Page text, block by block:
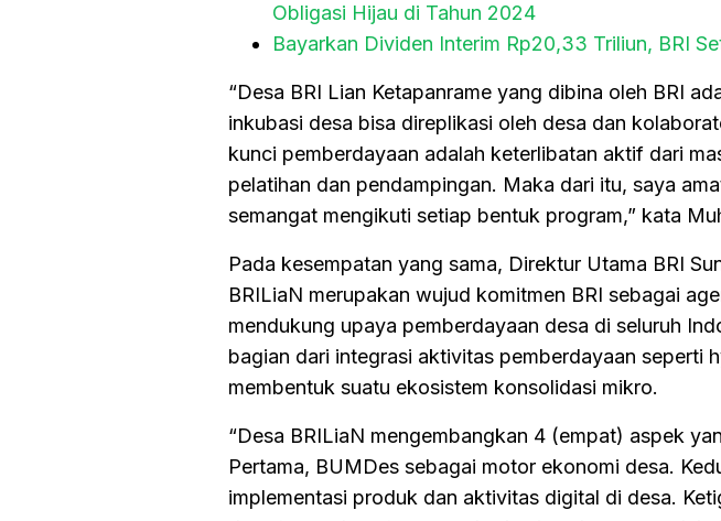
Obligasi Hijau di Tahun 2024
Bayarkan Dividen Interim Rp20,33 Triliun, BRI
“Desa BRI Lian Ketapanrame yang dibina oleh BRI
inkubasi desa bisa direplikasi oleh desa dan
kunci pemberdayaan adalah keterlibatan aktif dari
pelatihan dan pendampingan. Maka dari itu, saya
semangat mengikuti setiap bentuk program,” kata
Pada kesempatan yang sama, Direktur Utama BRI
BRILiaN merupakan wujud komitmen BRI sebagai
mendukung upaya pemberdayaan desa di seluruh
bagian dari integrasi aktivitas pemberdayaan seperti
membentuk suatu ekosistem konsolidasi mikro.
“Desa BRILiaN mengembangkan 4 (empat) aspek
Pertama, BUMDes sebagai motor ekonomi desa.
implementasi produk dan aktivitas digital di desa.